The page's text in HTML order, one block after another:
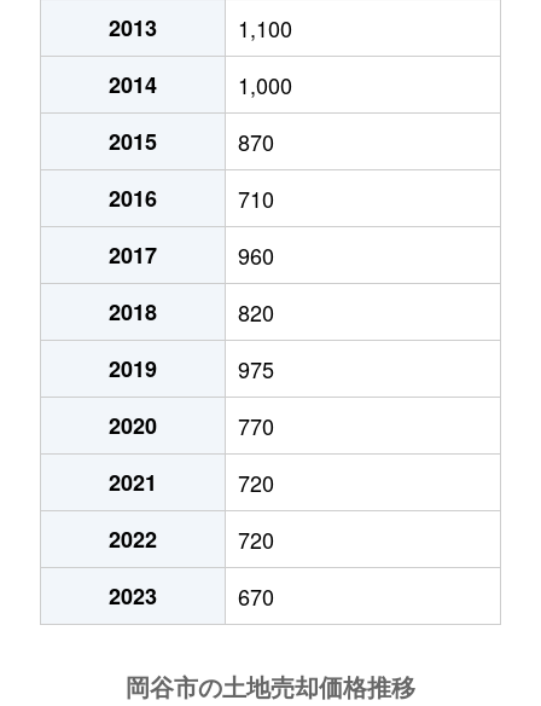
長地鎮
2,100万円
長地鎮
810万円
長地柴宮
1,300万円
長地柴宮
10,000万円
長地梨久保
130万円
長地梨久保
980万円
加茂町
600万円
加茂町
1,000万円
川岸上
900万円
川岸上
270万円
川岸上
78万円
13万円
2013
1,100
2014
1,000
2015
870
2016
710
2017
960
2018
820
2019
975
2020
770
2021
720
2022
720
2023
670